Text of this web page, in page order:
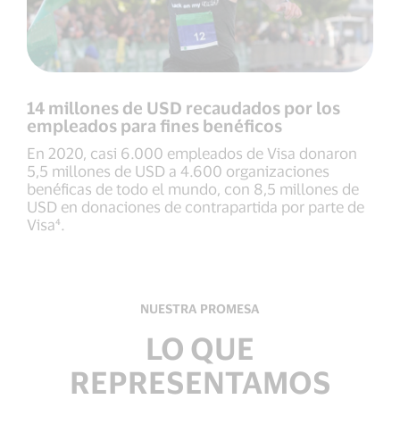
14 millones de USD recaudados por los
empleados para fines benéficos
En 2020, casi 6.000 empleados de Visa donaron
5,5 millones de USD a 4.600 organizaciones
benéficas de todo el mundo, con 8,5 millones de
USD en donaciones de contrapartida por parte de
Visa⁴.
NUESTRA PROMESA
LO QUE
REPRESENTAMOS